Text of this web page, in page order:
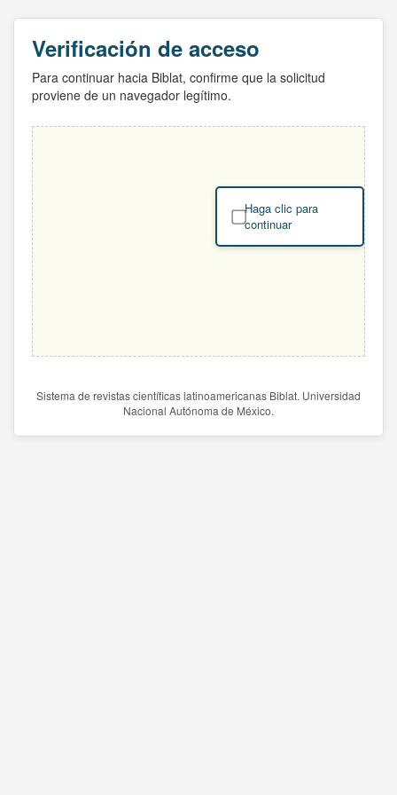
Verificación de acceso
Para continuar hacia Biblat, confirme que la solicitud
proviene de un navegador legítimo.
Haga clic para
continuar
Sistema de revistas científicas latinoamericanas Biblat. Universidad
Nacional Autónoma de México.